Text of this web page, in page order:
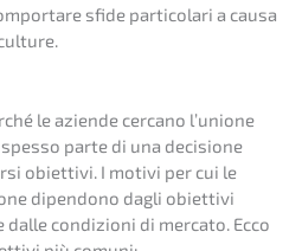
sfide parti­co­la­ri a causa
le azien­de cerca­no l’unione
parte di una decis­io­ne
obiet­ti­vi. I motivi per cui le
dipen­do­no dagli obiet­ti­vi
dalle condi­zio­ni di merca­to. Ecco